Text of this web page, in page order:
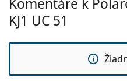
Značka:
Použitie:
PLD
KJ1 UC 51